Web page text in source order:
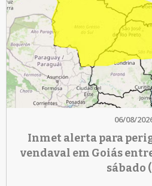
06/08/
Inmet alerta para
vendaval em Goiás
sábado